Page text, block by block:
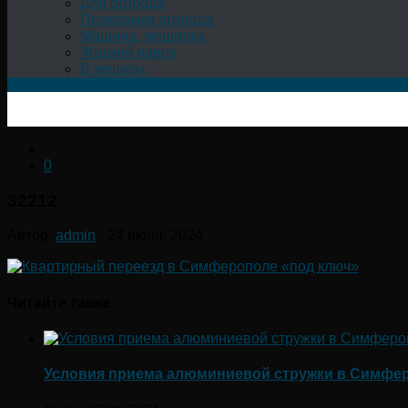
Для огорода
Подкормка огорода
Машина, мешалка
Жидкий навоз
В мешках
0
admin
Условия приема алюминиевой стружки в